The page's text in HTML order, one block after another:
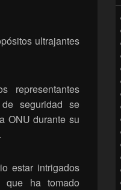
ultrajantes
seguridad se
ONU durante su
estar intrigados
ha tomado